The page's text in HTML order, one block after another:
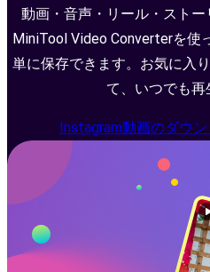
動画・音声・リール・ストー
MiniTool Video Converterを使
単に保存できます。お気に入
て、いつでも再
Instagram動画のダウ